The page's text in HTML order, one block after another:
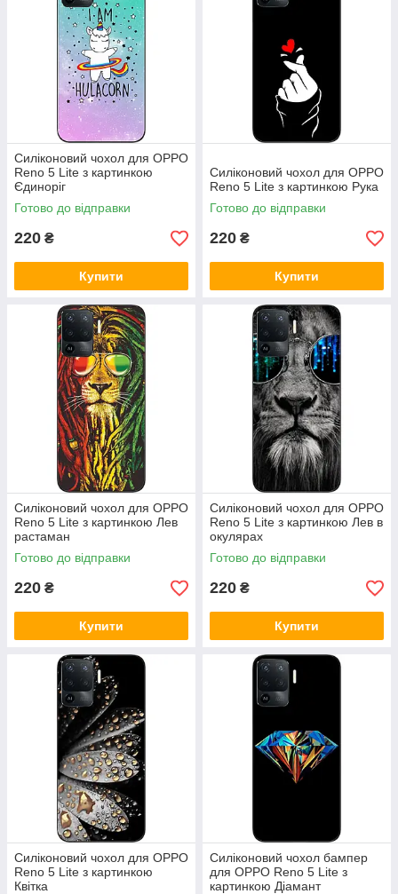
Силіконовий чохол для OPPO
Reno 5 Lite з картинкою
Єдиноріг
Готово до відправки
220 ₴
Купити
Силіконовий чохол для OPPO
Reno 5 Lite з картинкою Рука
Готово до відправки
220 ₴
Купити
Силіконовий чохол для OPPO
Reno 5 Lite з картинкою Лев
растаман
Готово до відправки
220 ₴
Купити
Силіконовий чохол для OPPO
Reno 5 Lite з картинкою Лев в
окулярах
Готово до відправки
220 ₴
Купити
Силіконовий чохол для OPPO
Reno 5 Lite з картинкою
Квітка
Силіконовий чохол бампер
для OPPO Reno 5 Lite з
картинкою Діамант